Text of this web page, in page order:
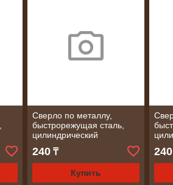
Сверло по металлу,
быстрорежущая сталь,
цилиндрический
СИБРТЕХ
240₸
Купить
240